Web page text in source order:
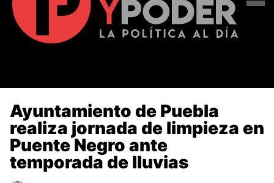
Ayuntamiento de Puebla
realiza jornada de limpieza en
Puente Negro ante
temporada de lluvias